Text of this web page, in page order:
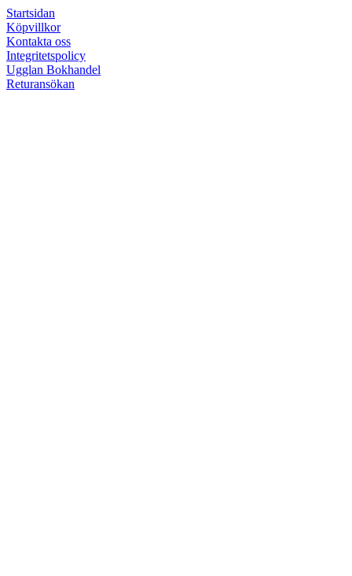
Startsidan
Köpvillkor
Kontakta oss
Integritetspolicy
Ugglan Bokhandel
Returansökan